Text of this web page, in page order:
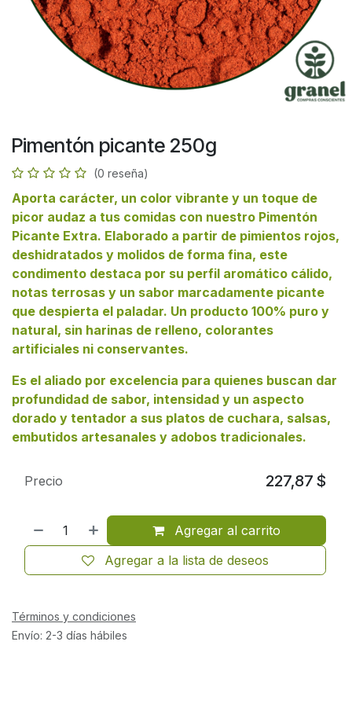
Pimentón picante 250g
(0 reseña)
Aporta carácter, un color vibrante y un toque de
picor audaz a tus comidas con nuestro Pimentón
Picante Extra. Elaborado a partir de pimientos rojos,
deshidratados y molidos de forma fina, este
condimento destaca por su perfil aromático cálido,
notas terrosas y un sabor marcadamente picante
que despierta el paladar. Un producto 100% puro y
natural, sin harinas de relleno, colorantes
artificiales ni conservantes.
Es el aliado por excelencia para quienes buscan dar
profundidad de sabor, intensidad y un aspecto
dorado y tentador a sus platos de cuchara, salsas,
embutidos artesanales y adobos tradicionales.
Agregar al carrito
Agregar a la lista de deseos
Precio 227,87 $
Términos y condiciones
Envío: 2-3 días hábiles